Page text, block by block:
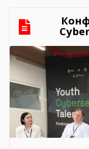
кримінальних
національної
неповнолітніх